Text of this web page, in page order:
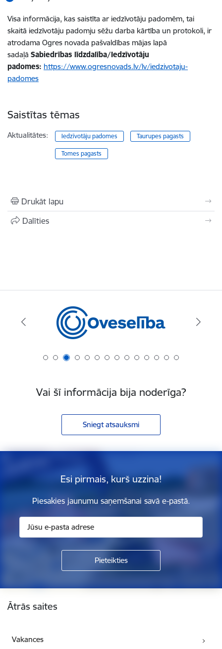
Visa informācija, kas saistīta ar iedzīvotāju padomēm, tai
skaitā iedzīvotāju padomju sēžu darba kārtība un protokoli, ir
atrodama Ogres novada pašvaldības mājas lapā
sadaļā Sabiedrības līdzdalība/Iedzīvotāju
padomes: https://www.ogresnovads.lv/lv/iedzivotaju-
padomes
Saistītas tēmas
Aktualitātes: Iedzīvotāju padomes Taurupes pagasts
Tomes pagasts
Drukāt lapu
Dalīties
Vai šī informācija bija noderīga?
Sniegt atsauksmi
Esi pirmais, kurš uzzina!
Piesakies jaunumu saņemšanai savā e-pastā.
Ātrās saites
Vakances